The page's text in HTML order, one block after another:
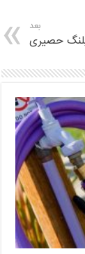
بعد
حصیری